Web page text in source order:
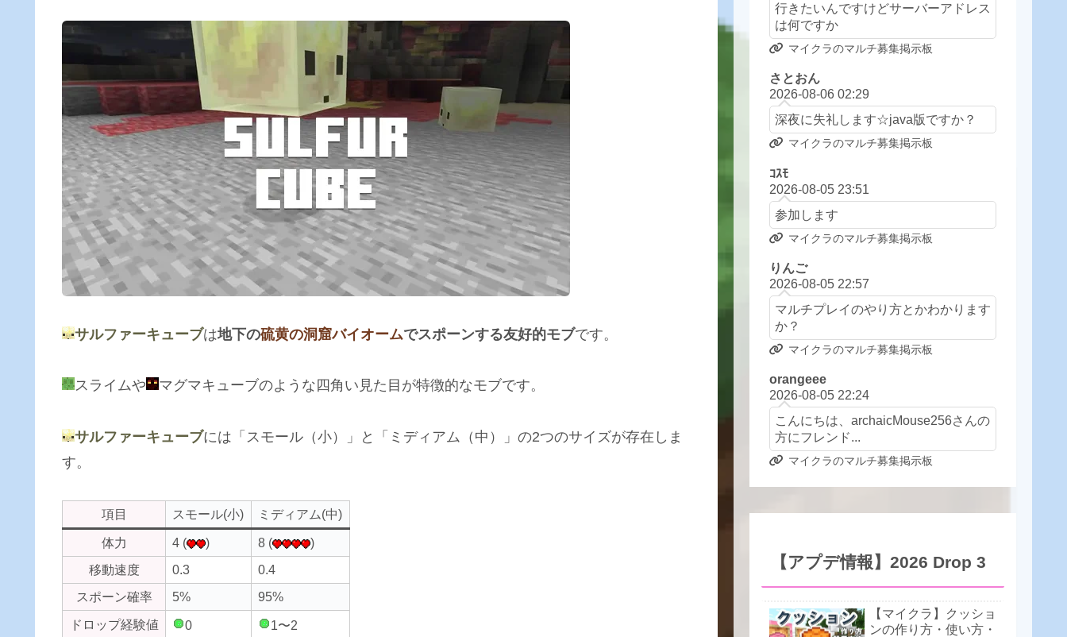
サルファーキューブは地下の硫黄の洞窟バイオームでスポーンする友好的モブです。
スライムや マグマキューブのような四角い見た目が特徴的なモブです。
サルファーキューブには「スモール（小）」と「ミディアム（中）」の2つのサイズが存在しま
す。
項目 スモール(小)
ミディアム(中)
体力
4 ( ) 8 (
)
移動速度
0.3
0.4
スポーン確率
5%
95%
ドロップ経験値
0 1〜2
行きたいんですけどサーバーアドレス
は何ですか
マイクラのマルチ募集掲示板
さとおん
2026-08-06 02:29
深夜に失礼します☆java版ですか？
マイクラのマルチ募集掲示板
ｺｽﾓ
2026-08-05 23:51
参加します
マイクラのマルチ募集掲示板
りんご
2026-08-05 22:57
マルチプレイのやり方とかわかります
か？
マイクラのマルチ募集掲示板
orangeee
2026-08-05 22:24
こんにちは、archaicMouse256さんの
方にフレンド...
マイクラのマルチ募集掲示板
【アプデ情報】2026 Drop 3
【マイクラ】クッショ
ンの作り方・使い方・